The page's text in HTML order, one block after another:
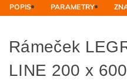
POPIS PARAMETRY
Rámeček
LINE 200 x